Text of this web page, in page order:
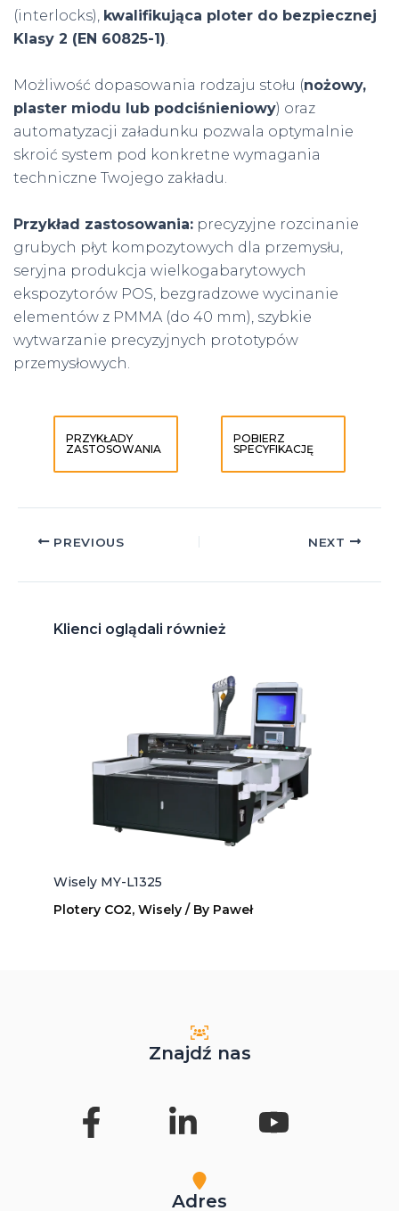
(interlocks), kwalifikująca ploter do bezpiecznej
Klasy 2 (EN 60825-1).
Możliwość dopasowania rodzaju stołu (nożowy,
plaster miodu lub podciśnieniowy) oraz
automatyzacji załadunku pozwala optymalnie
skroić system pod konkretne wymagania
techniczne Twojego zakładu.
Przykład zastosowania: precyzyjne rozcinanie
grubych płyt kompozytowych dla przemysłu,
seryjna produkcja wielkogabarytowych
ekspozytorów POS, bezgradzowe wycinanie
elementów z PMMA (do 40 mm), szybkie
wytwarzanie precyzyjnych prototypów
przemysłowych.
PRZYKŁADY
ZASTOSOWANIA
POBIERZ
SPECYFIKACJĘ
PostPREVIOUS NEXT
Klienci oglądali również
Wisely MY-L1325
Plotery CO2, Wisely / By Paweł
Znajdź nas
Adres